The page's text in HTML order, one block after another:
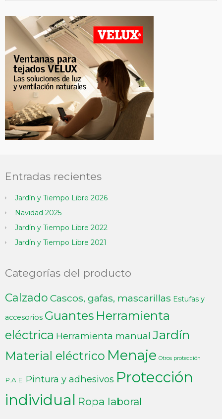
Entradas recientes
Jardín y Tiempo Libre 2026
Navidad 2025
Jardín y Tiempo Libre 2022
Jardín y Tiempo Libre 2021
Categorías del producto
Calzado Cascos, gafas, mascarillas Estufas y
accesorios Guantes Herramienta
eléctrica Herramienta manual Jardín
Material eléctrico Menaje Otros protección
P.A.E. Pintura y adhesivos Protección
individual Ropa laboral